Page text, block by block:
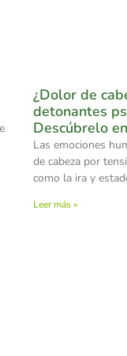
¿Dolor de
detonantes
Descúbrelo
Las emociones
de cabeza por
como la ira y
Leer más »